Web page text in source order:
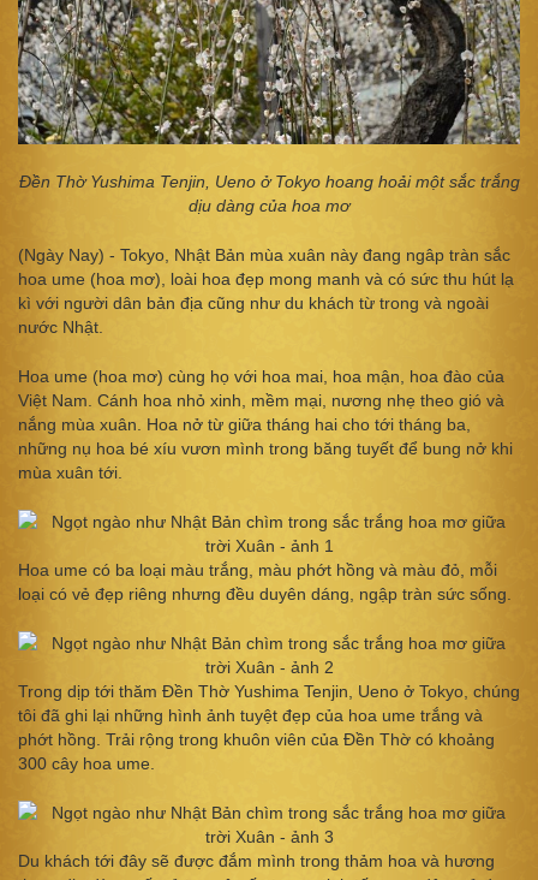
Đền Thờ Yushima Tenjin, Ueno ở Tokyo hoang hoải một sắc trắng
dịu dàng của hoa mơ
(Ngày Nay) - Tokyo, Nhật Bản mùa xuân này đang ngâp tràn sắc
hoa ume (hoa mơ), loài hoa đẹp mong manh và có sức thu hút lạ
kì với người dân bản địa cũng như du khách từ trong và ngoài
nước Nhật.
Hoa ume (hoa mơ) cùng họ với hoa mai, hoa mận, hoa đào của
Việt Nam. Cánh hoa nhỏ xinh, mềm mại, nương nhẹ theo gió và
nắng mùa xuân. Hoa nở từ giữa tháng hai cho tới tháng ba,
những nụ hoa bé xíu vươn mình trong băng tuyết để bung nở khi
mùa xuân tới.
Hoa ume có ba loại màu trắng, màu phớt hồng và màu đỏ, mỗi
loại có vẻ đẹp riêng nhưng đều duyên dáng, ngập tràn sức sống.
Trong dịp tới thăm Đền Thờ Yushima Tenjin, Ueno ở Tokyo, chúng
tôi đã ghi lại những hình ảnh tuyệt đẹp của hoa ume trắng và
phớt hồng. Trải rộng trong khuôn viên của Đền Thờ có khoảng
300 cây hoa ume.
Du khách tới đây sẽ được đắm mình trong thảm hoa và hương